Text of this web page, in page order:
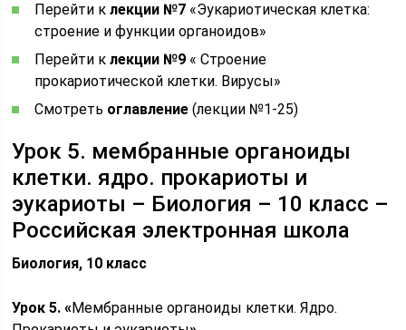
Перейти клекции №7 «Эукариотическая клетка:
строение и функции органоидов»
Перейти клекции №9 « Строение
прокариотической клетки. Вирусы»
Смотреть оглавление (лекции №1-25)
Урок 5. мембранные органоиды
клетки. ядро. прокариоты и
эукариоты – Биология – 10 класс –
Российская электронная школа
Биология, 10 класс
Урок 5. «Мембранные органоиды клетки. Ядро.